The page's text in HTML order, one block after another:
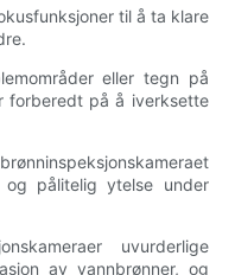
til å ta klare
eller tegn på
forberedt på å iverksette
pålitelig ytelse under
uvurderlige
av vannbrønner, og